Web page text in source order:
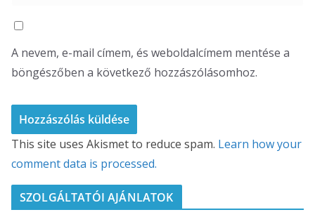
A nevem, e-mail címem, és weboldalcímem mentése a
böngészőben a következő hozzászólásomhoz.
This site uses Akismet to reduce spam. Learn how your
comment data is processed.
SZOLGÁLTATÓI AJÁNLATOK